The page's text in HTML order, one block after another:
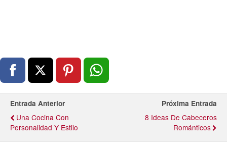
Entrada Anterior
Una Cocina Con
Personalidad Y Estilo
Próxima Entrada
8 Ideas De Cabeceros
Románticos